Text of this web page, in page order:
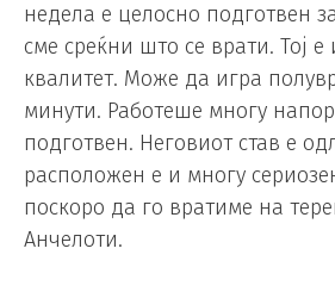
недела е целосно подготвен
сме среќни што се врати. Тој
квалитет. Може да игра
минути. Работеше многу
подготвен. Неговиот став е
расположен е и многу
поскоро да го вратиме на
Анчелоти.